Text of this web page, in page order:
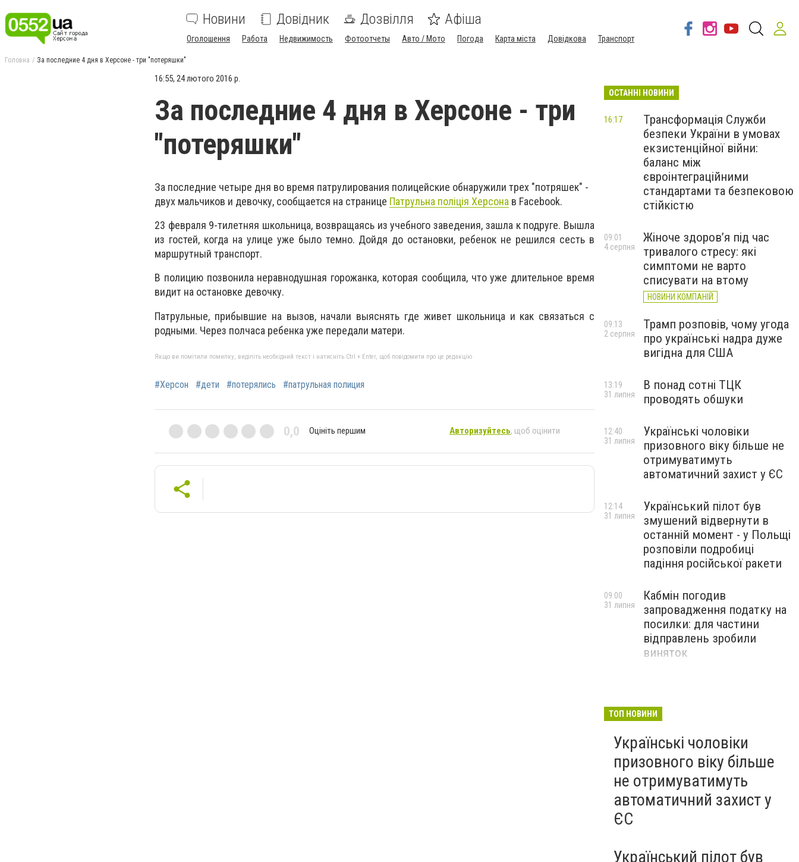
Новини Довідник Дозвілля Афіша
Оголошення Работа Недвижимость Фотоотчеты Авто / Мото Погода Карта міста Довідкова Транспорт
Головна За последние 4 дня в Херсоне - три "потеряшки"
16:55, 24 лютого 2016 р.
За последние 4 дня в Херсоне - три
"потеряшки"
За последние четыре дня во время патрулирования полицейские обнаружили трех "потряшек" -
двух мальчиков и девочку, сообщается на странице Патрульна поліція Херсона в Facebook.
23 февраля 9-тилетняя школьница, возвращаясь из учебного заведения, зашла к подруге. Вышла
из гостей, когда на улице уже было темно. Дойдя до остановки, ребенок не решился сесть в
маршрутный транспорт.
В полицию позвонила неравнодушная горожанка, которая сообщила, что уже длительное время
видит на остановке девочку.
Патрульные, прибывшие на вызов, начали выяснять где живет школьница и как связаться с
родными. Через полчаса ребенка уже передали матери.
Якщо ви помітили помилку, виділіть необхідний текст і натисніть Ctrl + Enter, щоб повідомити про це редакцію
#Херсон #дети #потерялись #патрульная полиция
0,0 Оцініть першим Авторизуйтесь, щоб оцінити
ОСТАННІ НОВИНИ
Трансформація Служби
безпеки України в умовах
екзистенційної війни:
баланс між
євроінтеграційними
стандартами та безпековою
стійкістю
16:17
Жіноче здоров’я під час
тривалого стресу: які
симптоми не варто
списувати на втому
НОВИНИ КОМПАНІЙ
09:01
4 серпня
Трамп розповів, чому угода
про українські надра дуже
вигідна для США
09:13
2 серпня
В понад сотні ТЦК
проводять обшуки
13:19
31 липня
Українські чоловіки
призовного віку більше не
отримуватимуть
автоматичний захист у ЄС
12:40
31 липня
Український пілот був
змушений відвернути в
останній момент - у Польщі
розповіли подробиці
падіння російської ракети
12:14
31 липня
Кабмін погодив
запровадження податку на
посилки: для частини
відправлень зробили
виняток
09:00
31 липня
доброчесності й
ТОП НОВИНИ
Українські чоловіки
призовного віку більше
не отримуватимуть
автоматичний захист у
ЄС
Український пілот був